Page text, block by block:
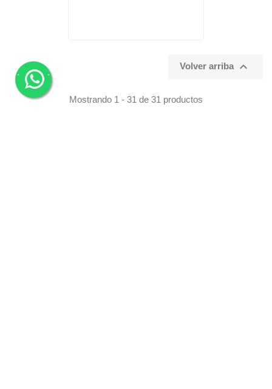
Volver arriba 
Mostrando 1 - 31 de 31 productos
. .